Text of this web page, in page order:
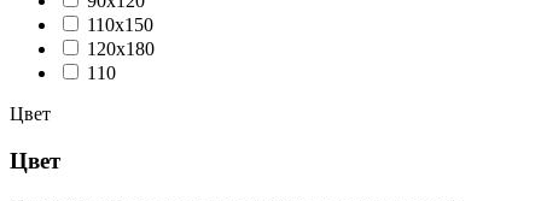
110х150
120x180
110
Цвет
Цвет